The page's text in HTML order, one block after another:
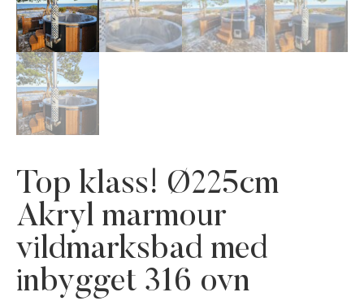
Top klass! Ø225cm
Akryl marmour
vildmarksbad med
inbygget 316 ovn